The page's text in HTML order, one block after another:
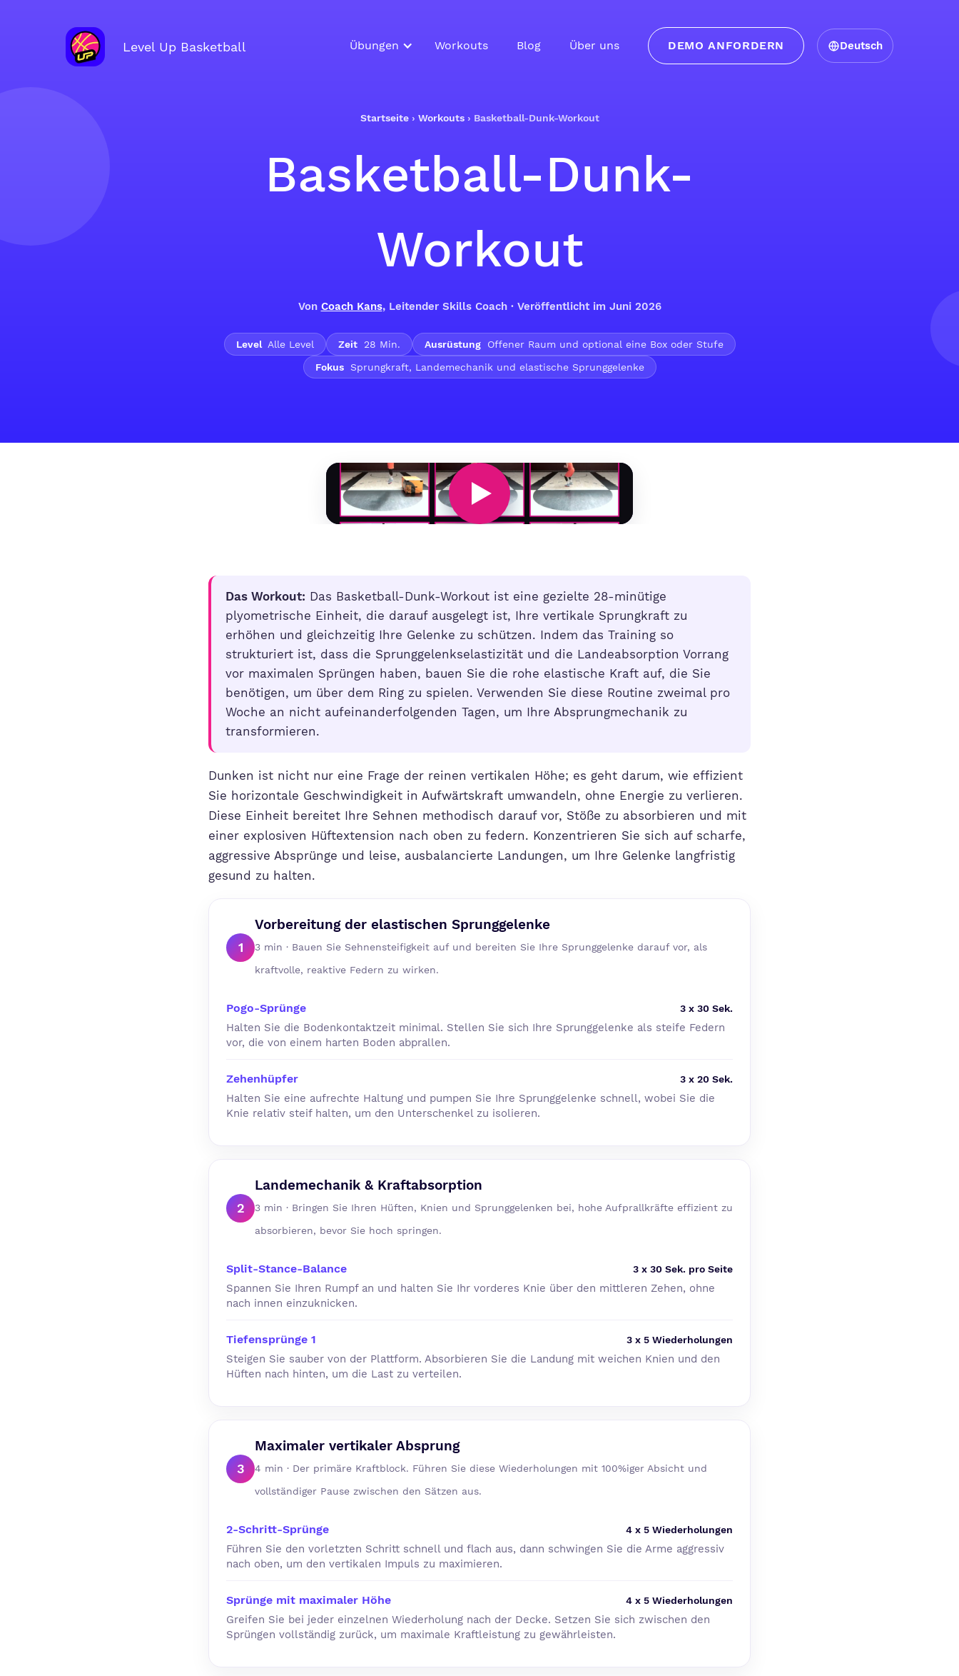
Level Up Basketball Übungen Workouts Blog Über uns DEMO ANFORDERN Deutsch
Startseite› Workouts› Basketball-Dunk-Workout
Basketball-Dunk-
Workout
Von Coach Kans, Leitender Skills Coach · Veröffentlicht im Juni 2026
Level Alle Level Zeit 28 Min. Ausrüstung
Offener Raum und optional eine Box oder Stufe
Fokus
Sprungkraft, Landemechanik und elastische Sprunggelenke
Das Workout: Das Basketball-Dunk-Workout ist eine gezielte 28-minütige
plyometrische Einheit, die darauf ausgelegt ist, Ihre vertikale Sprungkraft zu
erhöhen und gleichzeitig Ihre Gelenke zu schützen. Indem das Training so
strukturiert ist, dass die Sprunggelenkselastizität und die Landeabsorption Vorrang
vor maximalen Sprüngen haben, bauen Sie die rohe elastische Kraft auf, die Sie
benötigen, um über dem Ring zu spielen. Verwenden Sie diese Routine zweimal pro
Woche an nicht aufeinanderfolgenden Tagen, um Ihre Absprungmechanik zu
transformieren.
Dunken ist nicht nur eine Frage der reinen vertikalen Höhe; es geht darum, wie effizient
Sie horizontale Geschwindigkeit in Aufwärtskraft umwandeln, ohne Energie zu verlieren.
Diese Einheit bereitet Ihre Sehnen methodisch darauf vor, Stöße zu absorbieren und mit
einer explosiven Hüftextension nach oben zu federn. Konzentrieren Sie sich auf scharfe,
aggressive Absprünge und leise, ausbalancierte Landungen, um Ihre Gelenke langfristig
gesund zu halten.
1
Vorbereitung der elastischen Sprunggelenke
3 min · Bauen Sie Sehnensteifigkeit auf und bereiten Sie Ihre Sprunggelenke darauf vor, als
kraftvolle, reaktive Federn zu wirken.
Pogo-Sprünge 3 x 30 Sek.
Halten Sie die Bodenkontaktzeit minimal. Stellen Sie sich Ihre Sprunggelenke als steife Federn
vor, die von einem harten Boden abprallen.
Zehenhüpfer 3 x 20 Sek.
Halten Sie eine aufrechte Haltung und pumpen Sie Ihre Sprunggelenke schnell, wobei Sie die
Knie relativ steif halten, um den Unterschenkel zu isolieren.
2
Landemechanik & Kraftabsorption
3 min · Bringen Sie Ihren Hüften, Knien und Sprunggelenken bei, hohe Aufprallkräfte effizient zu
absorbieren, bevor Sie hoch springen.
Split-Stance-Balance 3 x 30 Sek. pro Seite
Spannen Sie Ihren Rumpf an und halten Sie Ihr vorderes Knie über den mittleren Zehen, ohne
nach innen einzuknicken.
Tiefensprünge 1 3 x 5 Wiederholungen
Steigen Sie sauber von der Plattform. Absorbieren Sie die Landung mit weichen Knien und den
Hüften nach hinten, um die Last zu verteilen.
3
Maximaler vertikaler Absprung
4 min · Der primäre Kraftblock. Führen Sie diese Wiederholungen mit 100%iger Absicht und
vollständiger Pause zwischen den Sätzen aus.
2-Schritt-Sprünge 4 x 5 Wiederholungen
Führen Sie den vorletzten Schritt schnell und flach aus, dann schwingen Sie die Arme aggressiv
nach oben, um den vertikalen Impuls zu maximieren.
Sprünge mit maximaler Höhe 4 x 5 Wiederholungen
Greifen Sie bei jeder einzelnen Wiederholung nach der Decke. Setzen Sie sich zwischen den
Sprüngen vollständig zurück, um maximale Kraftleistung zu gewährleisten.